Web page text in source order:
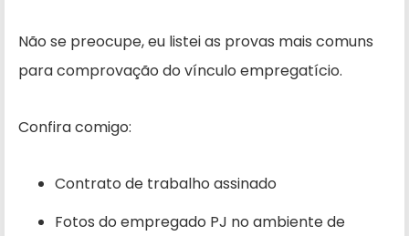
Não se preocupe, eu listei as provas mais comuns
para comprovação do vínculo empregatício.
Confira comigo:
Contrato de trabalho assinado
Fotos do empregado PJ no ambiente de